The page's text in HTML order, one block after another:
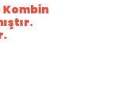
Kombin